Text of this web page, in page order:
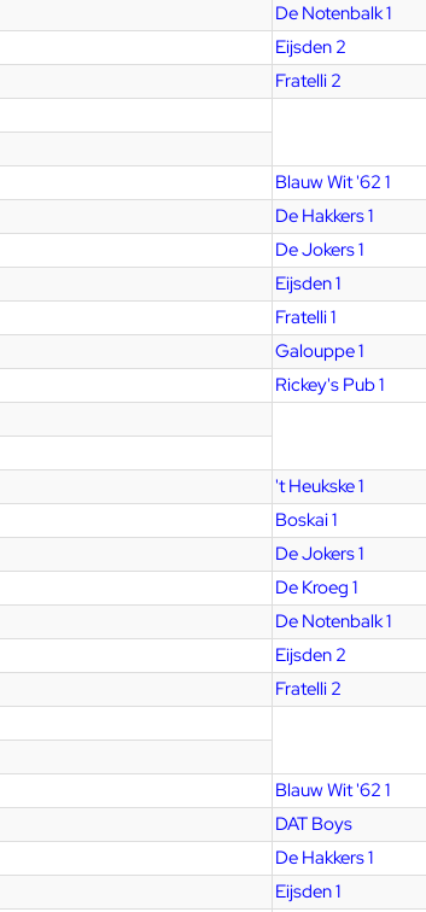
De Notenbalk 1
Eijsden 2
Fratelli 2
Blauw Wit '62 1
De Hakkers 1
De Jokers 1
Eijsden 1
Fratelli 1
Galouppe 1
Rickey's Pub 1
't Heukske 1
Boskai 1
De Jokers 1
De Kroeg 1
De Notenbalk 1
Eijsden 2
Fratelli 2
Blauw Wit '62 1
DAT Boys
De Hakkers 1
Eijsden 1